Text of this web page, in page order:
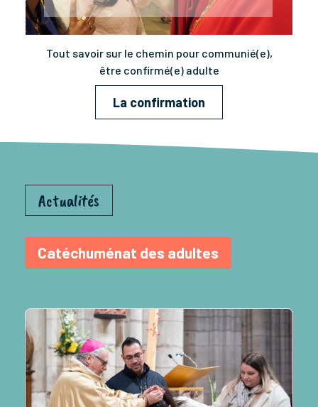
Tout savoir sur le chemin pour communié(e),
être confirmé(e) adulte
La confirmation
Actualités
Catéchuménat des adultes